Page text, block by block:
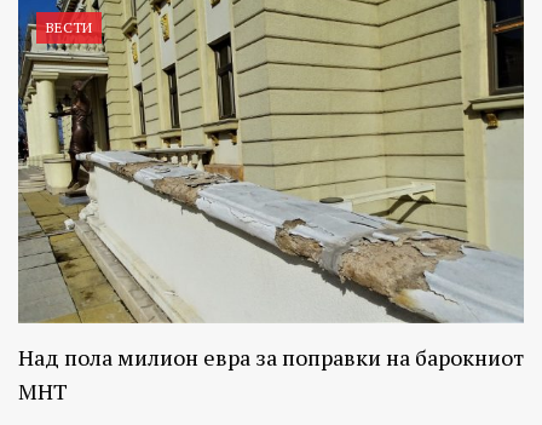
ВЕСТИ
Над пола милион евра за поправки на барокниот
МНТ